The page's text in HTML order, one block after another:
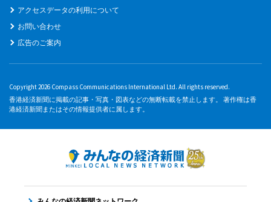
アクセスデータの利用について
お問い合わせ
広告のご案内
Copyright 2026 Compass Communications International Ltd. All rights reserved.
香港経済新聞に掲載の記事・写真・図表などの無断転載を禁止します。 著作権は香
港経済新聞またはその情報提供者に属します。